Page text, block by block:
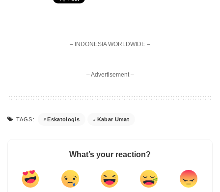
– INDONESIA WORLDWIDE –
– Advertisement –
TAGS: Eskatologis Kabar Umat
What’s your reaction?